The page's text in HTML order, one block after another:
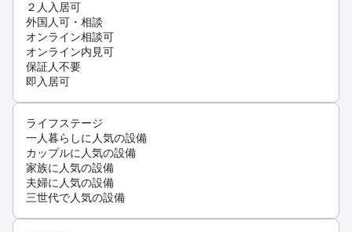
２人入居可
外国人可・相談
オンライン相談可
オンライン内見可
保証人不要
即入居可
ライフステージ
一人暮らしに人気の設備
カップルに人気の設備
家族に人気の設備
夫婦に人気の設備
三世代で人気の設備